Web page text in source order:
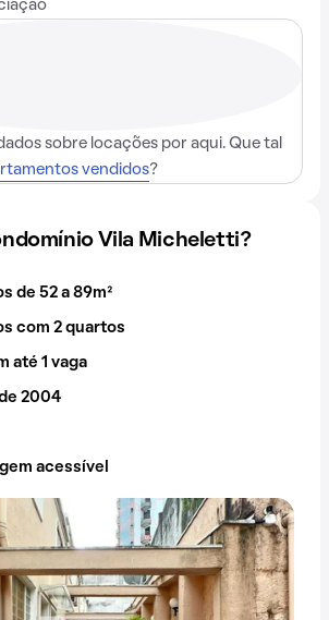
sobre locações por aqui. Que tal
vendidos?
Vila Micheletti?
de 52 a 89m²
com 2 quartos
até 1 vaga
2004
acessível